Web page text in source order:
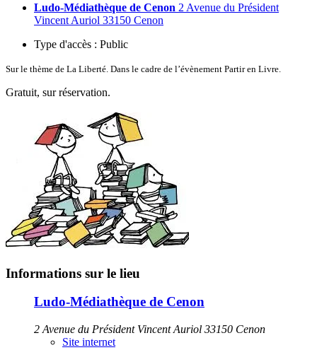
Ludo-Médiathèque de Cenon 2 Avenue du Président
Vincent Auriol 33150 Cenon
Type d'accès : Public
Sur le thème de La Liberté. Dans le cadre de l’évènement Partir en Livre.
Gratuit, sur réservation.
Informations sur le lieu
Ludo-Médiathèque de Cenon
2 Avenue du Président Vincent Auriol 33150 Cenon
Site internet